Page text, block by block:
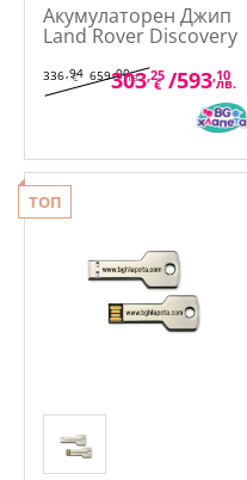
Акумулаторен Джип
Land Rover Discovery
кожена седалка
336,94
€ 659,00лв.
303,25
€ /593 ,10
лв.
ТОП